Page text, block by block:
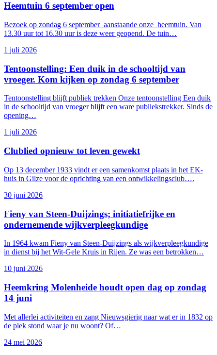
Kamp Rijen
Heemtuin 6 september open
Bezoek op zondag 6 september aanstaande onze heemtuin. Van
13.30 uur tot 16.30 uur is deze weer geopend. De tuin…
1 juli 2026
Tentoonstelling: Een duik in de schooltijd van
vroeger. Kom kijken op zondag 6 september
Tentoonstelling blijft publiek trekken Onze tentoonstelling Een duik
in de schooltijd van vroeger blijft een ware publiekstrekker. Sinds de
opening…
1 juli 2026
Clublied opnieuw tot leven gewekt
Op 13 december 1933 vindt er een samenkomst plaats in het EK-
huis in Gilze voor de oprichting van een ontwikkelingsclub….
30 juni 2026
Fieny van Steen-Duijzings; initiatiefrijke en
ondernemende wijkverpleegkundige
In 1964 kwam Fieny van Steen-Duijzings als wijkverpleegkundige
in dienst bij het Wit-Gele Kruis in Rijen. Ze was een betrokken…
10 juni 2026
Heemkring Molenheide houdt open dag op zondag
14 juni
Met allerlei activiteiten en zang Nieuwsgierig naar wat er in 1832 op
de plek stond waar je nu woont? Of…
24 mei 2026